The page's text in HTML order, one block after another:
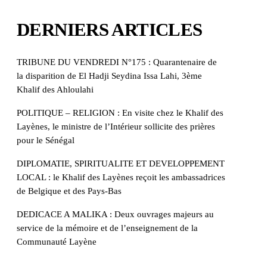
DERNIERS ARTICLES
TRIBUNE DU VENDREDI N°175 : Quarantenaire de
la disparition de El Hadji Seydina Issa Lahi, 3ème
Khalif des Ahloulahi
POLITIQUE – RELIGION : En visite chez le Khalif des
Layènes, le ministre de l’Intérieur sollicite des prières
pour le Sénégal
DIPLOMATIE, SPIRITUALITE ET DEVELOPPEMENT
LOCAL : le Khalif des Layènes reçoit les ambassadrices
de Belgique et des Pays-Bas
DEDICACE A MALIKA : Deux ouvrages majeurs au
service de la mémoire et de l’enseignement de la
Communauté Layène